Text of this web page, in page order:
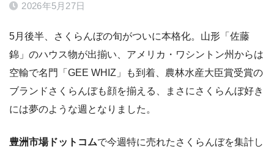
2026年5月27日
5月後半、さくらんぼの旬がついに本格化。山形「佐藤
錦」のハウス物が出揃い、アメリカ・ワシントン州からは
空輸で名門「GEE WHIZ」も到着、農林水産大臣賞受賞の
ブランドさくらんぼも顔を揃える、まさにさくらんぼ好き
には夢のような週となりました。
豊洲市場ドットコムで今週特に売れたさくらんぼを集計し